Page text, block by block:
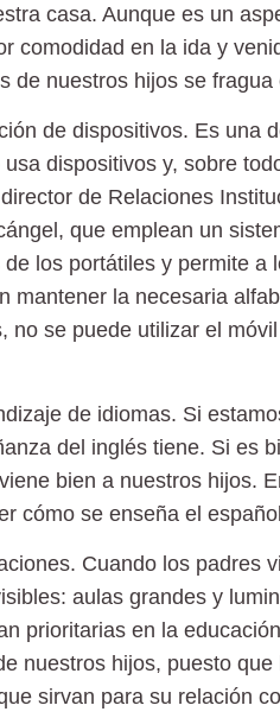
casa. Aunque es un
comodidad en la ida y
de nuestros hijos se
de dispositivos. Es una
dispositivos y, sobre
de Relaciones
que emplean un
los portátiles y permite
mantener la necesaria
no se puede utilizar el
de idiomas. Si
del inglés tiene. Si es
bien a nuestros hijos.
cómo se enseña el
Cuando los padres
aulas grandes y
prioritarias en la
nuestros hijos, puesto
sirvan para su relación